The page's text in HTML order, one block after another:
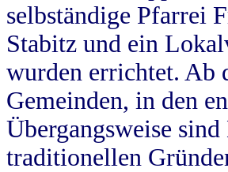
selbständige Pfarrei
Stabitz und ein
wurden errichtet. Ab
Gemeinden, in den
Übergangsweise
traditionellen